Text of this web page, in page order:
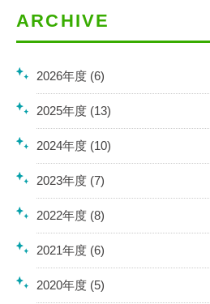
ARCHIVE
2026年度 (6)
2025年度 (13)
2024年度 (10)
2023年度 (7)
2022年度 (8)
2021年度 (6)
2020年度 (5)